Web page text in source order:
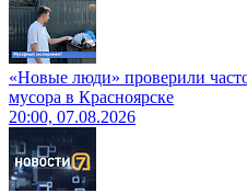
«Новые люди» проверили
мусора в Красноярске
20:00, 07.08.2026